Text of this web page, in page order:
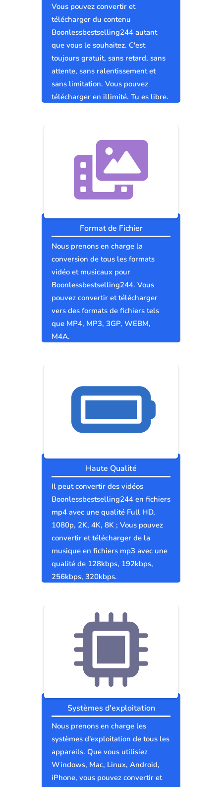
Vous pouvez convertir et
télécharger du contenu
Boonlessbestselling244 autant
que vous le souhaitez. C'est
toujours gratuit, sans retard, sans
attente, sans ralentissement et
sans limitation. Vous pouvez
télécharger en illimité. Tu es libre.
Format de Fichier
Nous prenons en charge la
conversion de tous les formats
vidéo et musicaux pour
Boonlessbestselling244. Vous
pouvez convertir et télécharger
vers des formats de fichiers tels
que MP4, MP3, 3GP, WEBM,
M4A.
Haute Qualité
Il peut convertir des vidéos
Boonlessbestselling244 en fichiers
mp4 avec une qualité Full HD,
1080p, 2K, 4K, 8K ; Vous pouvez
convertir et télécharger de la
musique en fichiers mp3 avec une
qualité de 128kbps, 192kbps,
256kbps, 320kbps.
Systèmes d'exploitation
Nous prenons en charge les
systèmes d'exploitation de tous les
appareils. Que vous utilisiez
Windows, Mac, Linux, Android,
iPhone, vous pouvez convertir et